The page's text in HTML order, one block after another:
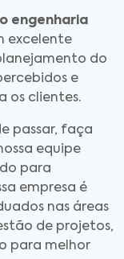
engenharia
excelente
do
e
os clientes.
passar, faça
equipe
para
empresa é
nas áreas
de projetos,
para melhor